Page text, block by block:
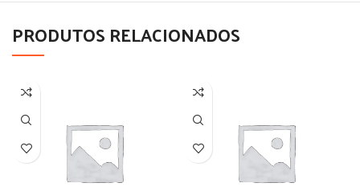
PRODUTOS RELACIONADOS